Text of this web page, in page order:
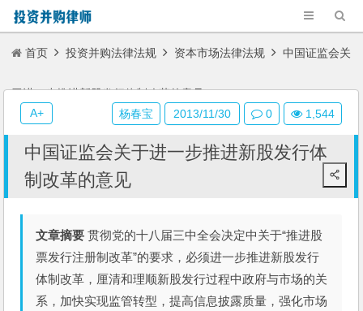
首页 投资并购法律法规 资本市场法律法规 中国证监会关
于进一步推进新股发行体制改革的意见
中国证监会关于进一步推进新股发行体
制改革的意见
文章摘要 贯彻党的十八届三中全会决定中关于“推进股
票发行注册制改革”的要求，必须进一步推进新股发行
体制改革，厘清和理顺新股发行过程中政府与市场的关
系，加快实现监管转型，提高信息披露质量，强化市场
杨春宝 2013/11/30 0 1,544
A+